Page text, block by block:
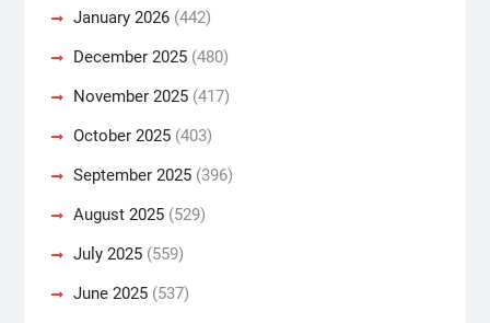
January 2026(442)
December 2025(480)
November 2025(417)
October 2025(403)
September 2025(396)
August 2025(529)
July 2025(559)
June 2025(537)